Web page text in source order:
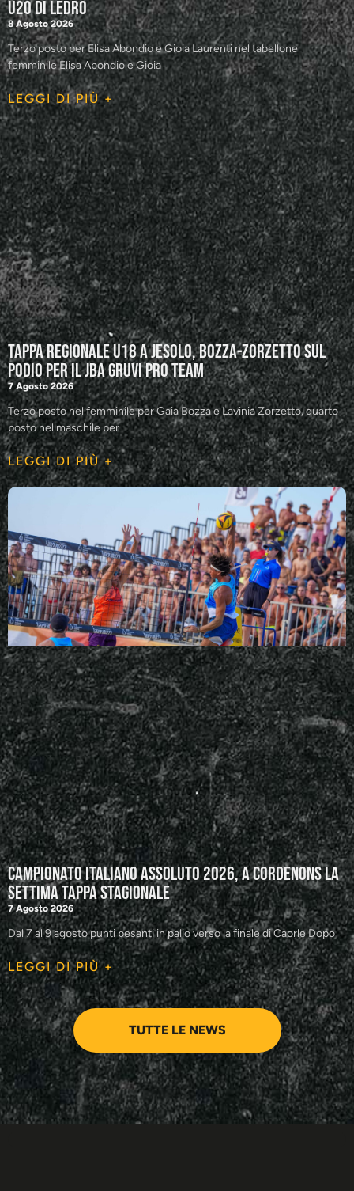
U20 di Ledro
8 Agosto 2026
Terzo posto per Elisa Abondio e Gioia Laurenti nel tabellone
femminile Elisa Abondio e Gioia
LEGGI DI PIÙ +
Tappa regionale U18 a Jesolo, Bozza-Zorzetto sul
podio per il JBA GRUVI Pro Team
7 Agosto 2026
Terzo posto nel femminile per Gaia Bozza e Lavinia Zorzetto, quarto
posto nel maschile per
LEGGI DI PIÙ +
Campionato Italiano Assoluto 2026, a Cordenons la
settima tappa stagionale
7 Agosto 2026
Dal 7 al 9 agosto punti pesanti in palio verso la finale di Caorle Dopo
LEGGI DI PIÙ +
TUTTE LE NEWS